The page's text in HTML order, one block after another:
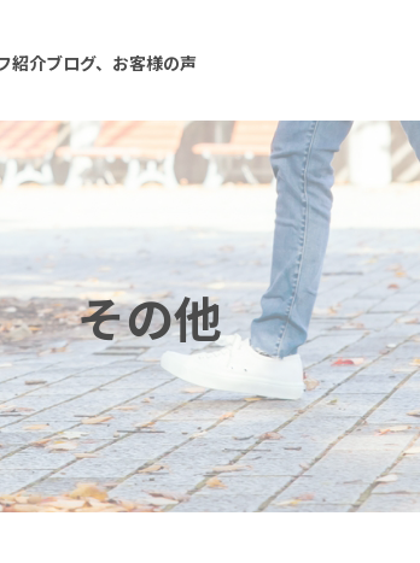
紹介ブログ、お客様の声
その他